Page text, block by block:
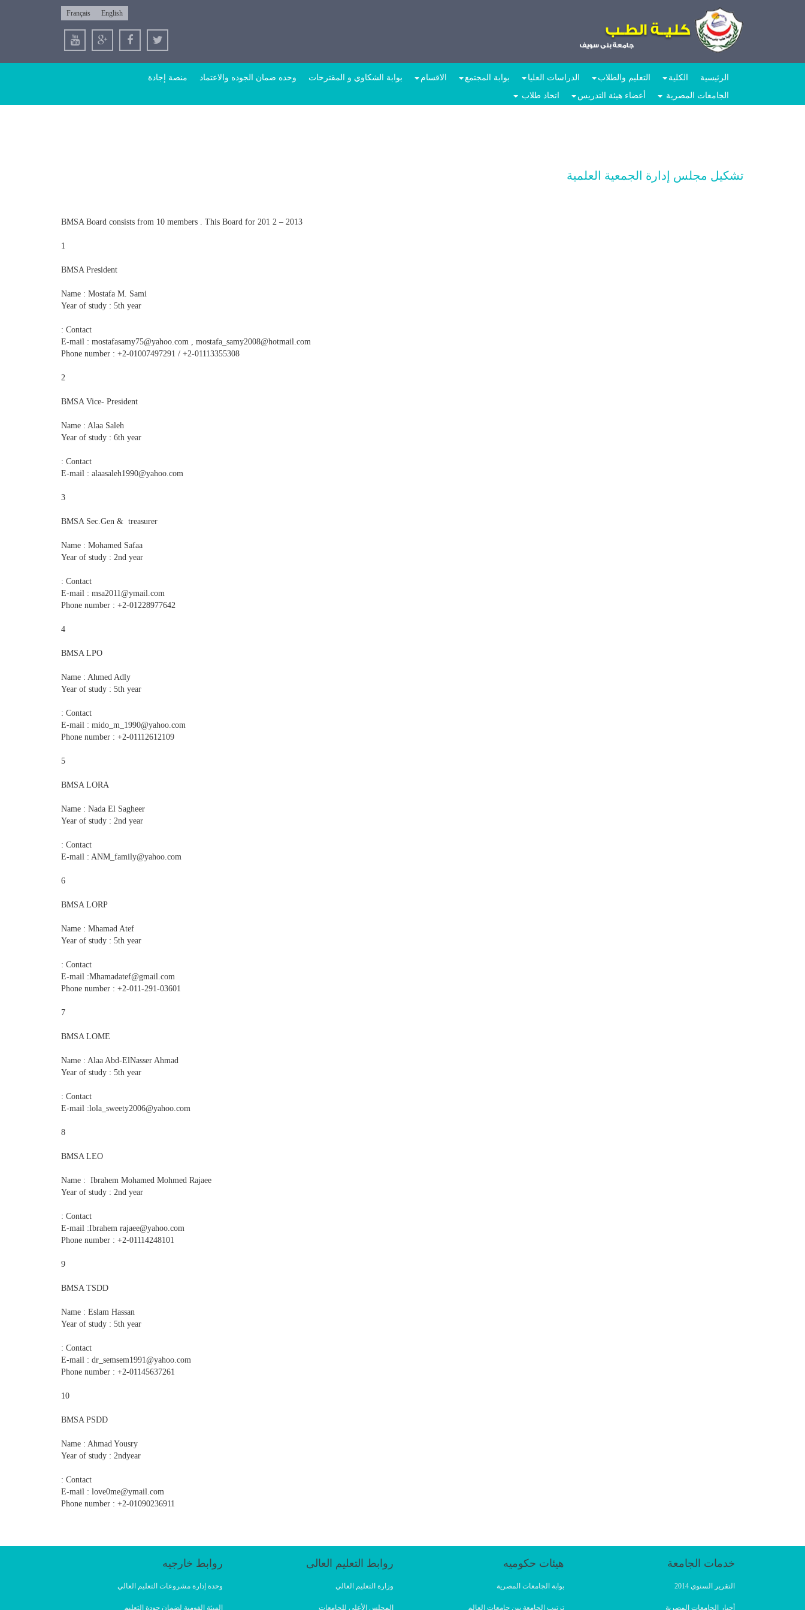
English
Français
الرئيسية الكلية التعليم والطلاب الدراسات العليا بوابة المجتمع الاقسام بوابة الشكاوي و المقترحات وحده ضمان الجوده والاعتماد
منصة إجادة
الجامعات المصرية
أعضاء هيئة التدريس اتحاد طلاب
تشكيل مجلس إدارة الجمعية العلمية
BMSA Board consists from 10 members . This Board for 201 2 – 2013
1
BMSA President
Name : Mostafa M. Sami
Year of study : 5th year
Contact :
E-mail : mostafasamy75@yahoo.com , mostafa_samy2008@hotmail.com
Phone number : +2-01007497291 / +2-01113355308
2
BMSA Vice- President
Name : Alaa Saleh
Year of study : 6th year
Contact :
E-mail : alaasaleh1990@yahoo.com
3
BMSA Sec.Gen & treasurer
Name : Mohamed Safaa
Year of study : 2nd year
Contact :
E-mail : msa2011@ymail.com
Phone number : +2-01228977642
4
BMSA LPO
Name : Ahmed Adly
Year of study : 5th year
Contact :
E-mail : mido_m_1990@yahoo.com
Phone number : +2-01112612109
5
BMSA LORA
Name : Nada El Sagheer
Year of study : 2nd year
Contact :
E-mail : ANM_family@yahoo.com
6
BMSA LORP
Name : Mhamad Atef
Year of study : 5th year
Contact :
E-mail :Mhamadatef@gmail.com
Phone number : +2-011-291-03601
7
BMSA LOME
Name : Alaa Abd-ElNasser Ahmad
Year of study : 5th year
Contact :
E-mail :lola_sweety2006@yahoo.com
8
BMSA LEO
Name : Ibrahem Mohamed Mohmed Rajaee
Year of study : 2nd year
Contact :
E-mail :Ibrahem rajaee@yahoo.com
Phone number : +2-01114248101
9
BMSA TSDD
Name : Eslam Hassan
Year of study : 5th year
Contact :
E-mail : dr_semsem1991@yahoo.com
Phone number : +2-01145637261
10
BMSA PSDD
Name : Ahmad Yousry
Year of study : 2ndyear
Contact :
E-mail : love0me@ymail.com
Phone number : +2-01090236911
خدمات الجامعة
التقرير السنوي 2014
أخبار الجامعات المصرية
هيئات حكوميه
بوابة الجامعات المصرية
ترتيب الجامعة بين جامعات العالم
روابط التعليم العالى
وزارة التعليم العالي
المجلس الأعلي للجامعات
روابط خارجيه
وحدة إدارة مشروعات التعليم العالي
الهيئة القومية لضمان جودة التعليم